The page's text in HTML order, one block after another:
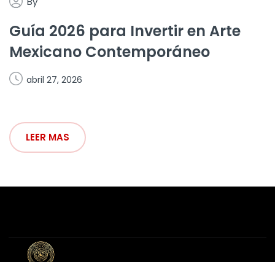
Guía 2026 para Invertir en Arte
Mexicano Contemporáneo
abril 27, 2026
LEER MAS